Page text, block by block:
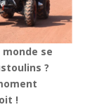
se
?
!